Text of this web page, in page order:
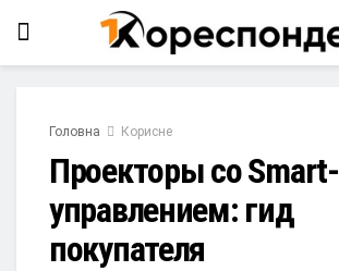
Головна Корисне
Проекторы со Smart-
управлением: гид
покупателя